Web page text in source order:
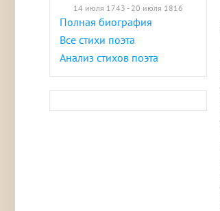
14 июля 1743 - 20 июля 1816
Полная биография
Все стихи поэта
Анализ стихов поэта